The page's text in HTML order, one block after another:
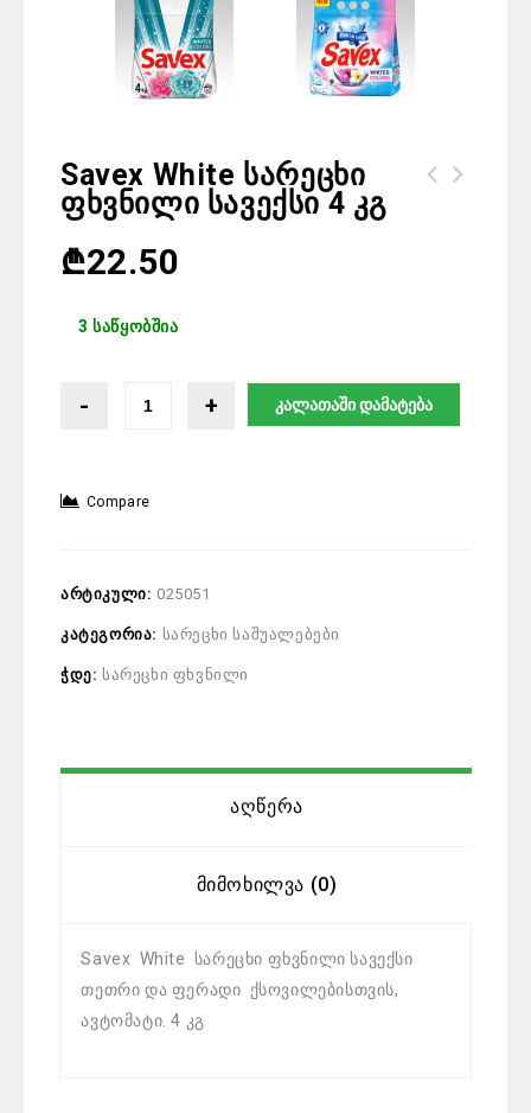
Savex White Სარეცხი
Ფხვნილი Სავექსი 4 Კგ
₾22.50
3 საწყობშია
კალათაში დამატება
Compare
არტიკული: 025051
კატეგორია: სარეცხი საშუალებები
ჭდე: სარეცხი ფხვნილი
Აღწერა
Მიმოხილვა (0)
Savex White სარეცხი ფხვნილი სავექსი
თეთრი და ფერადი ქსოვილებისთვის,
ავტომატი. 4 კგ